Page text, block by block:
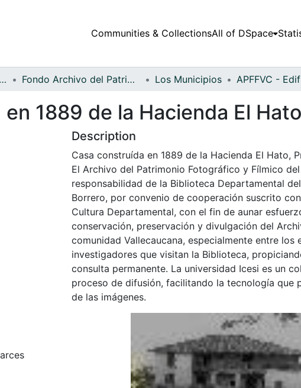
Communities & CollectionsAll of DSpace
y Fílmico del Valle del Cauca Fondo Archivo del Patrimonio Fotográfico y Fílmico del Valle del Cauca Los Municipios
1889 de la Hacienda El
Description
Casa construída en 1889 de la Hacienda El Hato,
El Archivo del Patrimonio Fotográfico y Fílmico
responsabilidad de la Biblioteca Departamental
Borrero, por convenio de cooperación suscrito
Cultura Departamental, con el fin de aunar
conservación, preservación y divulgación del
comunidad Vallecaucana, especialmente entre los
investigadores que visitan la Biblioteca,
consulta permanente. La universidad Icesi es un
proceso de difusión, facilitando la tecnología que
de las imágenes.